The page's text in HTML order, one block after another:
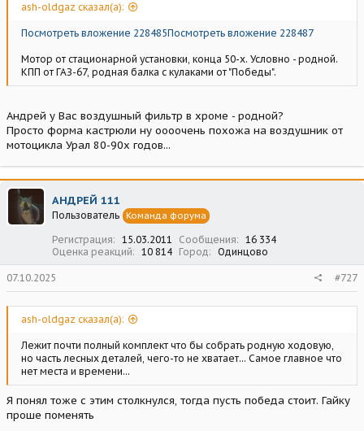
ash-oldgaz сказал(а):
Посмотреть вложение 228485Посмотреть вложение 228487
Мотор от стационарной установки, конца 50-х. Условно - родной.
КПП от ГАЗ-67, родная балка с кулаками от "Победы".
Андрей у Вас воздушный фильтр в хроме - родной?
Просто форма кастрюли ну оооочень похожа на воздушник от
мотоцикла Урал 80-90х годов...
АНДРЕЙ 111
Пользователь Команда форума
Регистрация 15.03.2011 Сообщения
16 334
Оценка реакций
10 814 Город Одинцово
07.10.2025 #727
ash-oldgaz сказал(а):
Лежит почти полный комплект что бы собрать родную ходовую,
но часть лесных деталей, чего-то не хватает... Самое главное что
нет места и времени...
Я понял тоже с этим столкнулся, тогда пусть победа стоит. Гайку
проше поменять